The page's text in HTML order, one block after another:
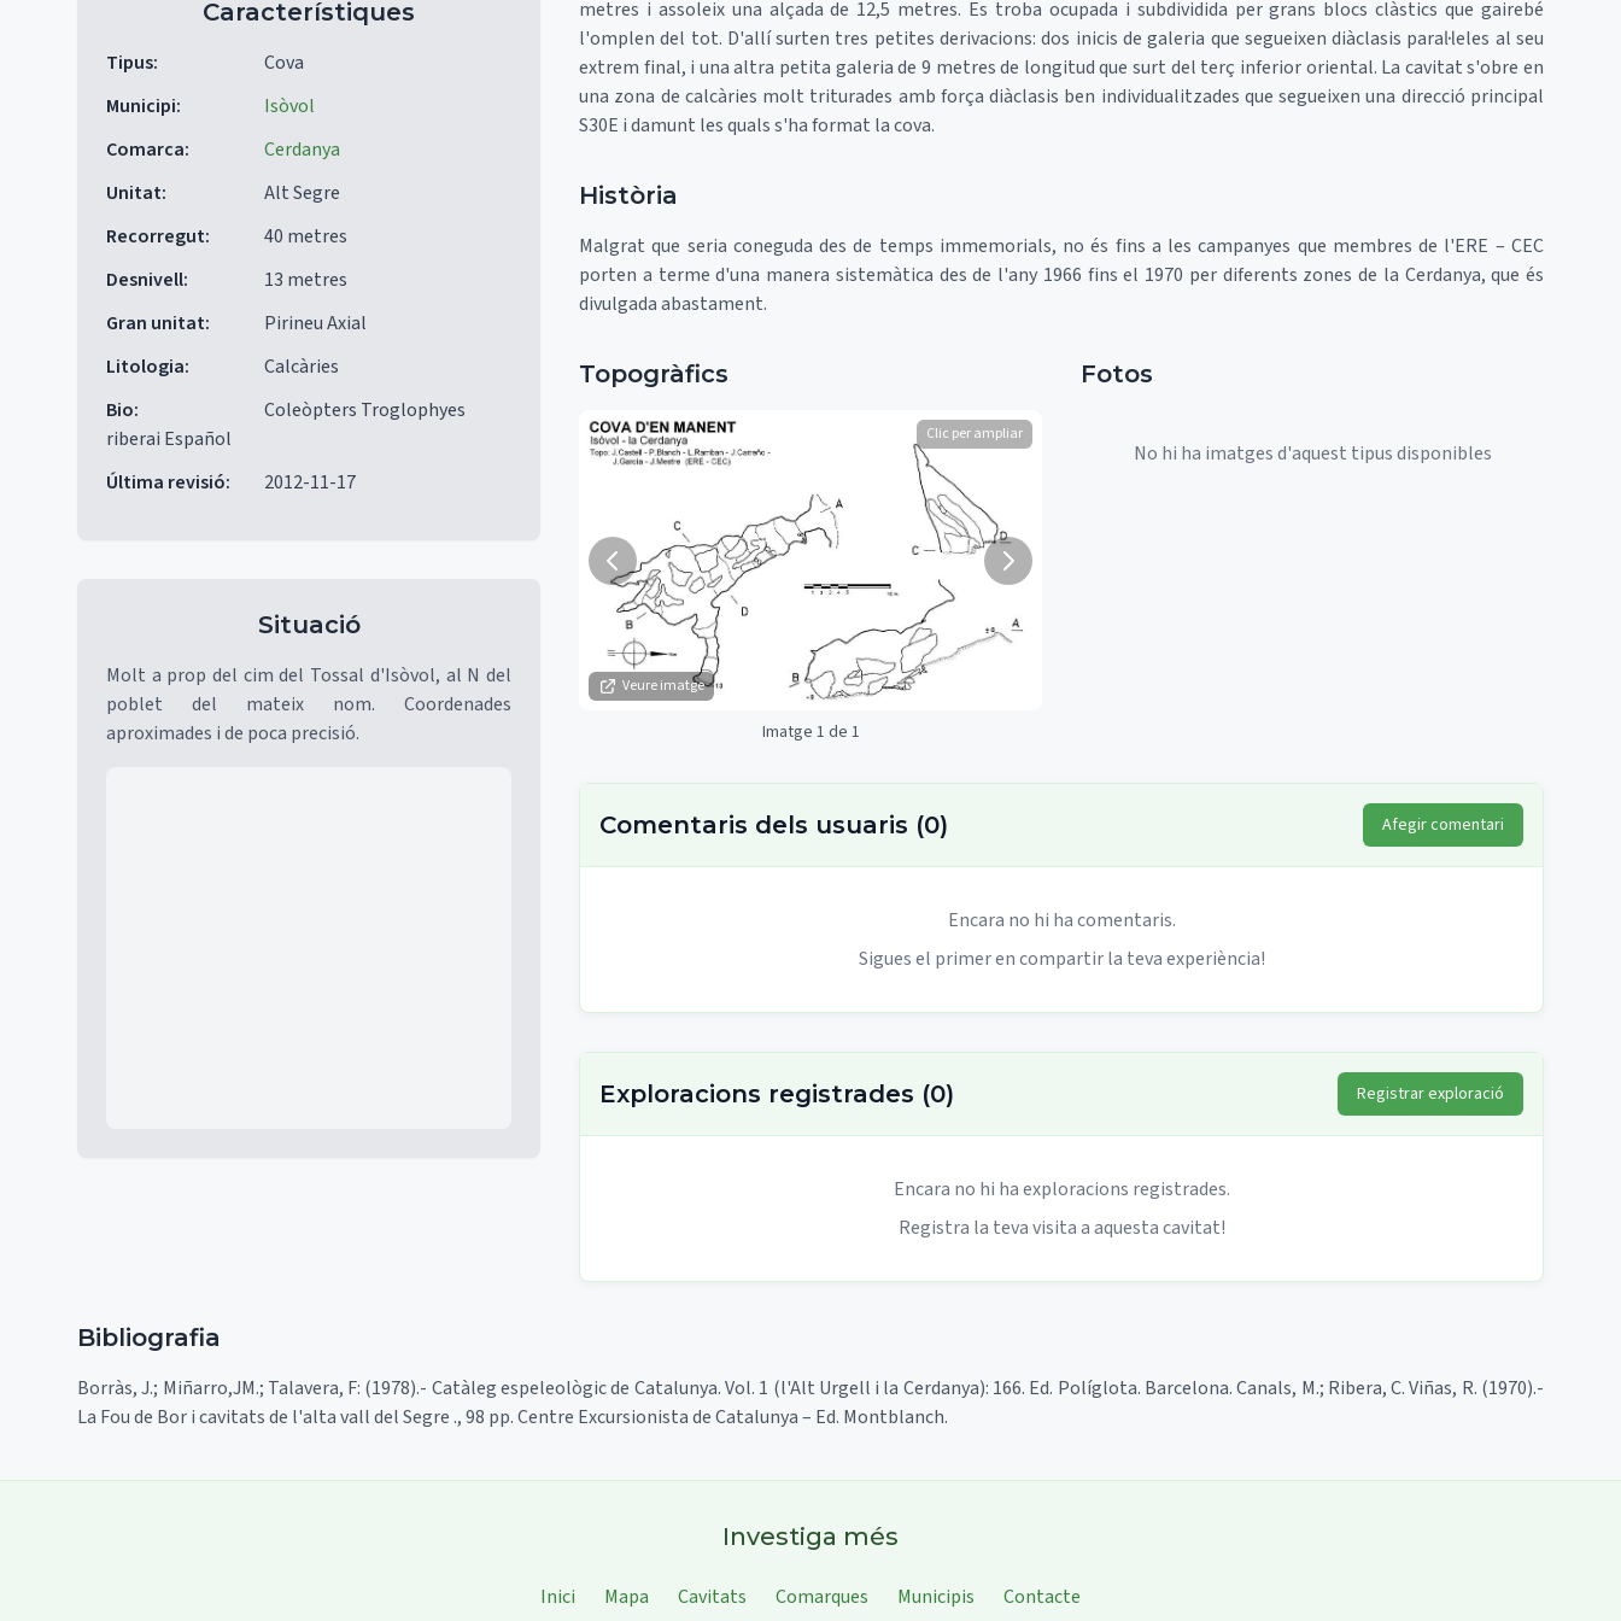
Característiques
Tipus:
Cova
Municipi:
Isòvol
Comarca:
Cerdanya
Unitat:
Alt Segre
Recorregut:
40 metres
Desnivell:
13 metres
Gran unitat:
Pirineu Axial
Litologia:
Calcàries
Bio:
Coleòpters Troglophyes
riberai Español
Última revisió: 2012-11-17
Situació
Molt a prop del cim del Tossal d'Isòvol, al N del
poblet del mateix nom. Coordenades
aproximades i de poca precisió.
metres i assoleix una alçada de 12,5 metres. Es troba ocupada i subdividida per grans blocs clàstics que gairebé
l'omplen del tot. D'allí surten tres petites derivacions: dos inicis de galeria que segueixen diàclasis paral·leles al seu
extrem final, i una altra petita galeria de 9 metres de longitud que surt del terç inferior oriental. La cavitat s'obre en
una zona de calcàries molt triturades amb força diàclasis ben individualitzades que segueixen una direcció principal
S30E i damunt les quals s'ha format la cova.
Història
Malgrat que seria coneguda des de temps immemorials, no és fins a les campanyes que membres de l'ERE – CEC
porten a terme d'una manera sistemàtica des de l'any 1966 fins el 1970 per diferents zones de la Cerdanya, que és
divulgada abastament.
Topogràfics
Veure imatge
Clic per ampliar
Imatge 1 de 1
Fotos
No hi ha imatges d'aquest tipus disponibles
Comentaris dels usuaris (0) Afegir comentari
Encara no hi ha comentaris.
Sigues el primer en compartir la teva experiència!
Exploracions registrades (0) Registrar exploració
Encara no hi ha exploracions registrades.
Registra la teva visita a aquesta cavitat!
Bibliografia
Borràs, J.; Miñarro,JM.; Talavera, F: (1978).- Catàleg espeleològic de Catalunya. Vol. 1 (l'Alt Urgell i la Cerdanya): 166. Ed. Políglota. Barcelona. Canals, M.; Ribera, C. Viñas, R. (1970).-
La Fou de Bor i cavitats de l'alta vall del Segre ., 98 pp. Centre Excursionista de Catalunya – Ed. Montblanch.
Investiga més
Inici Mapa Cavitats Comarques Municipis Contacte